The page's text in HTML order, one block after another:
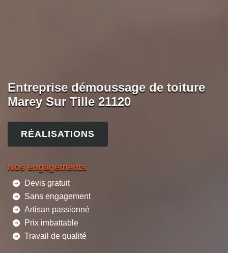
Entreprise démoussage de toiture
Marey Sur Tille 21120
RÉALISATIONS
Nos engagements
Devis gratuit
Sans engagement
Artisan passionné
Prix imbattable
Travail de qualité